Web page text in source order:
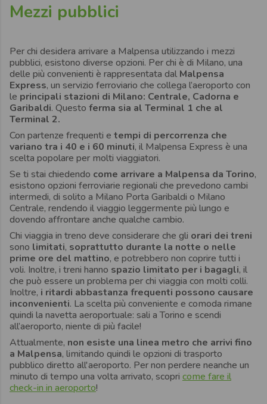
Mezzi pubblici
Per chi desidera arrivare a Malpensa utilizzando i mezzi
pubblici, esistono diverse opzioni. Per chi è di Milano, una
delle più convenienti è rappresentata dal Malpensa
Express, un servizio ferroviario che collega l’aeroporto con
le principali stazioni di Milano: Centrale, Cadorna e
Garibaldi. Questo ferma sia al Terminal 1 che al
Terminal 2.
Con partenze frequenti e tempi di percorrenza che
variano tra i 40 e i 60 minuti, il Malpensa Express è una
scelta popolare per molti viaggiatori.
Se ti stai chiedendo come arrivare a Malpensa da Torino,
esistono opzioni ferroviarie regionali che prevedono cambi
intermedi, di solito a Milano Porta Garibaldi o Milano
Centrale, rendendo il viaggio leggermente più lungo e
dovendo affrontare anche qualche cambio.
Chi viaggia in treno deve considerare che gli orari dei treni
sono limitati, soprattutto durante la notte o nelle
prime ore del mattino, e potrebbero non coprire tutti i
voli. Inoltre, i treni hanno spazio limitato per i bagagli, il
che può essere un problema per chi viaggia con molti colli.
Inoltre, i ritardi abbastanza frequenti possono causare
inconvenienti. La scelta più conveniente e comoda rimane
quindi la navetta aeroportuale: sali a Torino e scendi
all’aeroporto, niente di più facile!
Attualmente, non esiste una linea metro che arrivi fino
a Malpensa, limitando quindi le opzioni di trasporto
pubblico diretto all'aeroporto. Per non perdere neanche un
minuto di tempo una volta arrivato, scopri come fare il
check-in in aeroporto!